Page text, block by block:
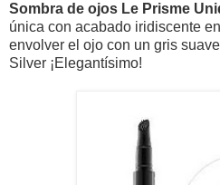
Sombra de ojos Le Prisme
única con acabado iridiscente
envolver el ojo con un gris
Silver ¡Elegantísimo!